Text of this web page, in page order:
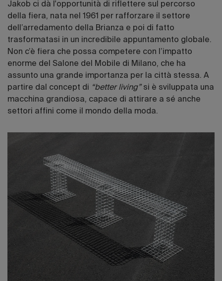
Jakob ci dà l'opportunità di riflettere sul percorso
della fiera, nata nel 1961 per rafforzare il settore
dell’arredamento della Brianza e poi di fatto
trasformatasi in un incredibile appuntamento globale.
Non c’è fiera che possa competere con l’impatto
enorme del Salone del Mobile di Milano, che ha
assunto una grande importanza per la città stessa. A
partire dal concept di “better living” si è sviluppata una
macchina grandiosa, capace di attirare a sé anche
settori affini come il mondo della moda.